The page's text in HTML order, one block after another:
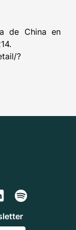
de China en
?